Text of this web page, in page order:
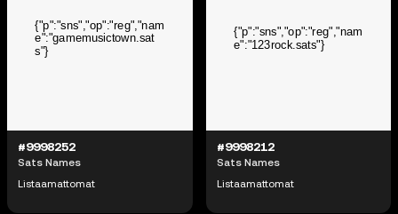
#9998252
Sats Names
Listaamattomat
#9998212
Sats Names
Listaamattomat